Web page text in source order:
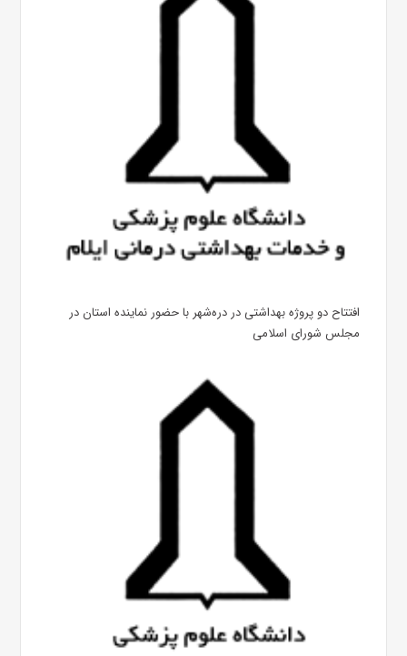
افتتاح دو پروژه بهداشتی در دره‌شهر با حضور نماینده استان در
مجلس شورای اسلامی